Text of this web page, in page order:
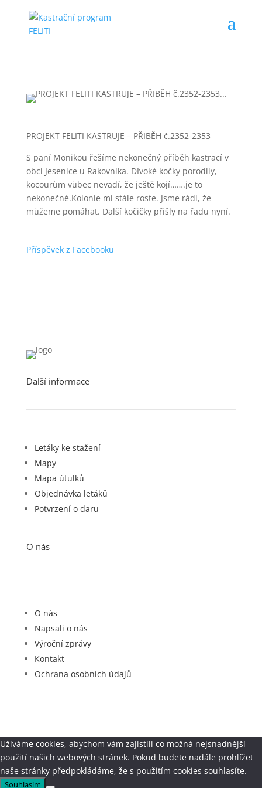
PROJEKT FELITI KASTRUJE – PŘIBĚH č.2352-2353
S paní Monikou řešíme nekonečný příběh kastrací v
obci Jesenice u Rakovníka. DIvoké kočky porodily,
kocourům vůbec nevadí, že ještě kojí…….je to
nekonečné.Kolonie mi stále roste. Jsme rádi, že
můžeme pomáhat. Další kočičky přišly na řadu nyní.
Příspěvek z Facebooku
Další informace
Letáky ke stažení
Mapy
Mapa útulků
Objednávka letáků
Potvrzení o daru
O nás
O nás
Napsali o nás
Výroční zprávy
Kontakt
Ochrana osobních údajů
Užíváme cookies, abychom vám zajistili co možná nejsnadnější
použití našich webových stránek. Pokud budete nadále prohlížet
naše stránky předpokládáme, že s použitím cookies souhlasíte.
Souhlasím